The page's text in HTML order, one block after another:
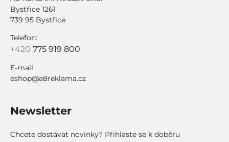
Bystřice 1261
739 95 Bystřice
Telefon:
+420 775 919 800
E-mail:
eshop@a8reklama.cz
Newsletter
Chcete dostávat novinky? Přihlaste se k doběru